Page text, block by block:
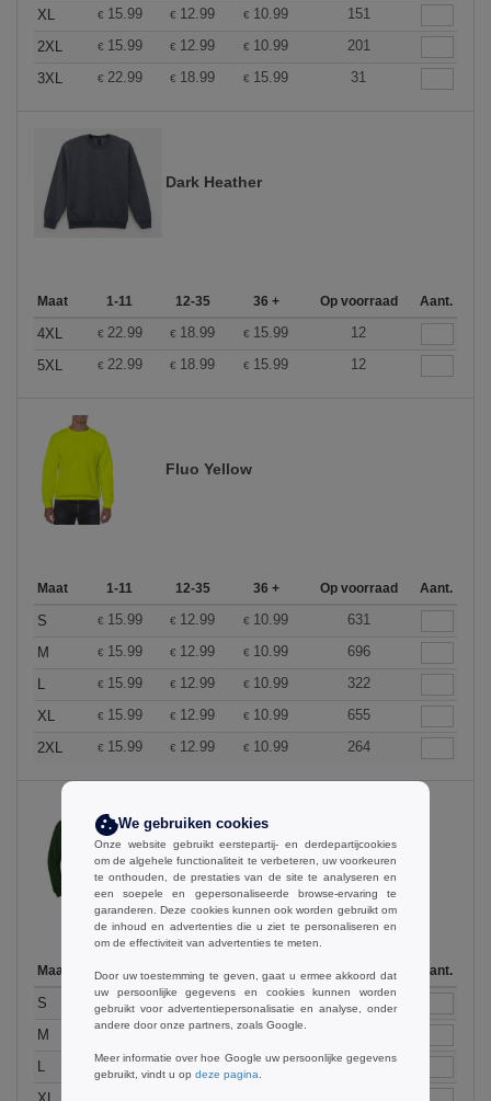
XL
€ 15.99 € 12.99 € 10.99
151
2XL
€ 15.99 € 12.99 € 10.99
201
3XL
€ 22.99 € 18.99 € 15.99 31
Dark Heather
Maat 1-11 12-35 36 + Op voorraad Aant.
4XL € 22.99 € 18.99 € 15.99
12
5XL
€ 22.99 € 18.99 € 15.99 12
Fluo Yellow
Maat 1-11 12-35 36 + Op voorraad Aant.
S € 15.99 € 12.99 € 10.99
631
M
€ 15.99 € 12.99 € 10.99
696
L
€ 15.99 € 12.99 € 10.99
322
XL
€ 15.99 € 12.99 € 10.99
655
2XL
€ 15.99 € 12.99 € 10.99 264
Forest Green
Maat 12-35 Op voorraad Aant.
S 15.99 € 12.99 10.99
414
M
15.99 12.99 10.99
L
15.99 12.99 €10.99
397
XL
We gebruiken cookies
Onze website gebruikt eerstepartij- en derdepartijcookies
om de algehele functionaliteit te verbeteren, uw voorkeuren
te onthouden, de prestaties van de site te analyseren en
een soepele en gepersonaliseerde browse-ervaring te
garanderen. Deze cookies kunnen ook worden gebruikt om
de inhoud en advertenties die u ziet te personaliseren en
om de effectiviteit van advertenties te meten.
Door uw toestemming te geven, gaat u ermee akkoord dat
uw persoonlijke gegevens en cookies kunnen worden
gebruikt voor advertentiepersonalisatie en analyse, onder
andere door onze partners, zoals Google.
Meer informatie over hoe Google uw persoonlijke gegevens
gebruikt, vindt u op deze pagina